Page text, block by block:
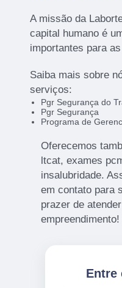
A missão da
capital humano é
importantes para
Saiba mais sobre
serviços:
Pgr Segurança do
Pgr Segurança
Programa de
Oferecemos
ltcat, exames
insalubridade.
em contato para
prazer de
empreendimento!
Entre